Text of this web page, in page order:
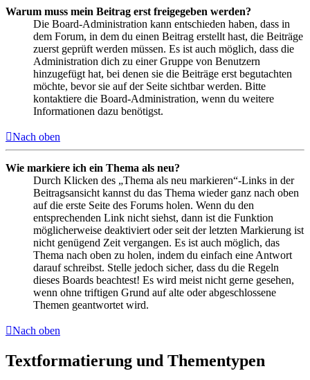
Warum muss mein Beitrag erst freigegeben werden?
Die Board-Administration kann entschieden haben, dass in
dem Forum, in dem du einen Beitrag erstellt hast, die Beiträge
zuerst geprüft werden müssen. Es ist auch möglich, dass die
Administration dich zu einer Gruppe von Benutzern
hinzugefügt hat, bei denen sie die Beiträge erst begutachten
möchte, bevor sie auf der Seite sichtbar werden. Bitte
kontaktiere die Board-Administration, wenn du weitere
Informationen dazu benötigst.
Nach oben
Wie markiere ich ein Thema als neu?
Durch Klicken des „Thema als neu markieren“-Links in der
Beitragsansicht kannst du das Thema wieder ganz nach oben
auf die erste Seite des Forums holen. Wenn du den
entsprechenden Link nicht siehst, dann ist die Funktion
möglicherweise deaktiviert oder seit der letzten Markierung ist
nicht genügend Zeit vergangen. Es ist auch möglich, das
Thema nach oben zu holen, indem du einfach eine Antwort
darauf schreibst. Stelle jedoch sicher, dass du die Regeln
dieses Boards beachtest! Es wird meist nicht gerne gesehen,
wenn ohne triftigen Grund auf alte oder abgeschlossene
Themen geantwortet wird.
Nach oben
Textformatierung und Thementypen